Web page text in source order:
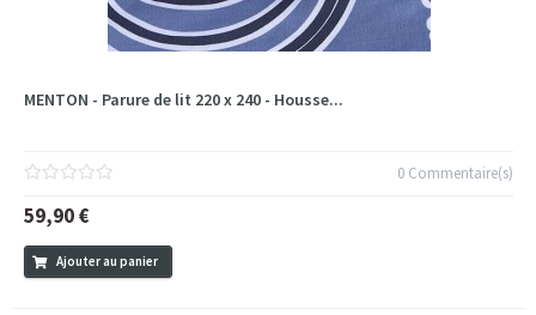
MENTON - Parure de lit 220 x 240 - Housse...
0 Commentaire(s)
59,90 €
Ajouter au panier